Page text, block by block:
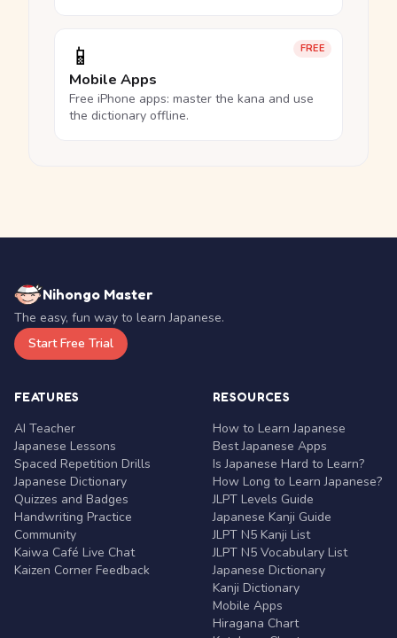
FREE
📱
Mobile Apps
Free iPhone apps: master the kana and use
the dictionary offline.
Nihongo Master
The easy, fun way to learn Japanese.
Start Free Trial
FEATURES
AI Teacher
Japanese Lessons
Spaced Repetition Drills
Japanese Dictionary
Quizzes and Badges
Handwriting Practice
Community
Kaiwa Café Live Chat
Kaizen Corner Feedback
RESOURCES
How to Learn Japanese
Best Japanese Apps
Is Japanese Hard to Learn?
How Long to Learn Japanese?
JLPT Levels Guide
Japanese Kanji Guide
JLPT N5 Kanji List
JLPT N5 Vocabulary List
Japanese Dictionary
Kanji Dictionary
Mobile Apps
Hiragana Chart